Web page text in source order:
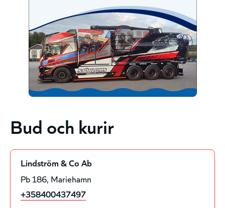
Bud och kurir
Lindström & Co Ab
Pb 186 Mariehamn
+358400437497